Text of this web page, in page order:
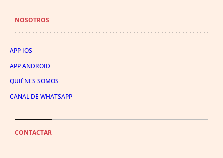
NOSOTROS
APP IOS
APP ANDROID
QUIÉNES SOMOS
CANAL DE WHATSAPP
CONTACTAR